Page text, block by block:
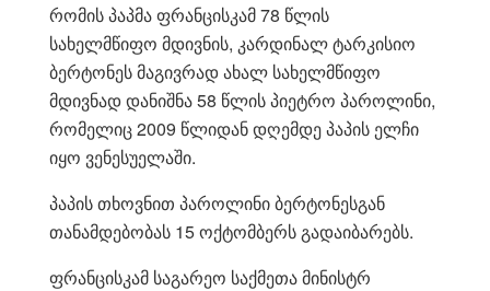
რომის პაპმა ფრანცისკამ 78 წლის
სახელმწიფო მდივნის, კარდინალ ტარკისიო
ბერტონეს მაგივრად ახალ სახელმწიფო
მდივნად დანიშნა 58 წლის პიეტრო პაროლინი,
რომელიც 2009 წლიდან დღემდე პაპის ელჩი
იყო ვენესუელაში.
პაპის თხოვნით პაროლინი ბერტონესგან
თანამდებობას 15 ოქტომბერს გადაიბარებს.
ფრანცისკამ საგარეო საქმეთა მინისტრ